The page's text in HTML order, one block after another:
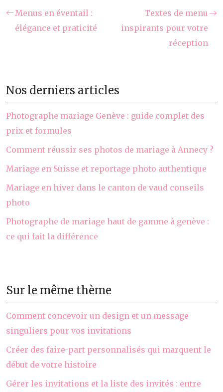
Menus en éventail :
élégance et praticité
Textes de menu
inspirants pour votre
réception
Nos derniers articles
Photographe mariage Genève : guide complet des
prix et formules
Comment réussir ses photos de mariage à Annecy ?
Mariage en Suisse et reportage photo authentique
Mariage en hiver dans le canton de vaud conseils
photo
Photographe de mariage haut de gamme à genève :
ce qui fait la différence
Sur le même thème
Comment concevoir un design et un message
singuliers pour vos invitations
Créer des faire-part personnalisés qui marquent le
début de votre histoire
Gérer les invitations et la liste des invités : entre